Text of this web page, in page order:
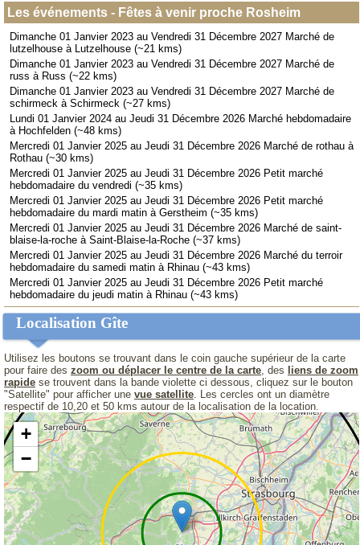
Les événements - Fêtes à venir proche Rosheim
Dimanche 01 Janvier 2023 au Vendredi 31 Décembre 2027 Marché de
lutzelhouse à Lutzelhouse (~21 kms)
Dimanche 01 Janvier 2023 au Vendredi 31 Décembre 2027 Marché de
russ à Russ (~22 kms)
Dimanche 01 Janvier 2023 au Vendredi 31 Décembre 2027 Marché de
schirmeck à Schirmeck (~27 kms)
Lundi 01 Janvier 2024 au Jeudi 31 Décembre 2026 Marché hebdomadaire
à Hochfelden (~48 kms)
Mercredi 01 Janvier 2025 au Jeudi 31 Décembre 2026 Marché de rothau à
Rothau (~30 kms)
Mercredi 01 Janvier 2025 au Jeudi 31 Décembre 2026 Petit marché
hebdomadaire du vendredi (~35 kms)
Mercredi 01 Janvier 2025 au Jeudi 31 Décembre 2026 Petit marché
hebdomadaire du mardi matin à Gerstheim (~35 kms)
Mercredi 01 Janvier 2025 au Jeudi 31 Décembre 2026 Marché de saint-
blaise-la-roche à Saint-Blaise-la-Roche (~37 kms)
Mercredi 01 Janvier 2025 au Jeudi 31 Décembre 2026 Marché du terroir
hebdomadaire du samedi matin à Rhinau (~43 kms)
Mercredi 01 Janvier 2025 au Jeudi 31 Décembre 2026 Petit marché
hebdomadaire du jeudi matin à Rhinau (~43 kms)
Localisation Gîte
Utilisez les boutons se trouvant dans le coin gauche supérieur de la carte
pour faire des zoom ou déplacer le centre de la carte, des
liens de zoom
rapide se trouvent dans la bande violette ci dessous, cliquez sur le bouton
"Satellite" pour afficher une vue satellite. Les cercles ont un diamètre
respectif de 10,20 et 50 kms autour de la localisation de la location.
+
−